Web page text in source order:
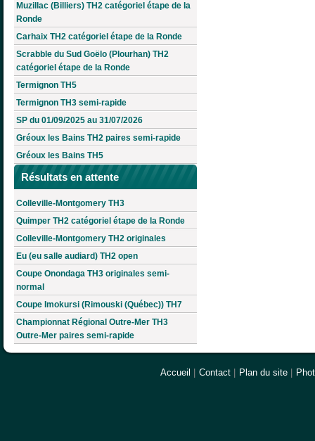
Muzillac (Billiers) TH2 catégoriel étape de la
Ronde
Carhaix TH2 catégoriel étape de la Ronde
Scrabble du Sud Goëlo (Plourhan) TH2
catégoriel étape de la Ronde
Termignon TH5
Termignon TH3 semi-rapide
SP du 01/09/2025 au 31/07/2026
Gréoux les Bains TH2 paires semi-rapide
Gréoux les Bains TH5
Résultats en attente
Colleville-Montgomery TH3
Quimper TH2 catégoriel étape de la Ronde
Colleville-Montgomery TH2 originales
Eu (eu salle audiard) TH2 open
Coupe Onondaga TH3 originales semi-
normal
Coupe Imokursi (Rimouski (Québec)) TH7
Championnat Régional Outre-Mer TH3
Outre-Mer paires semi-rapide
Accueil Contact Plan du site